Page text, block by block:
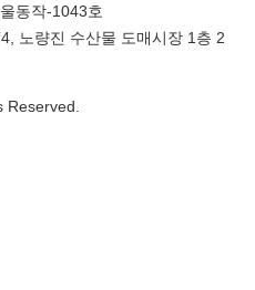
동작-1043호
노량진 수산물 도매시장 1층 2